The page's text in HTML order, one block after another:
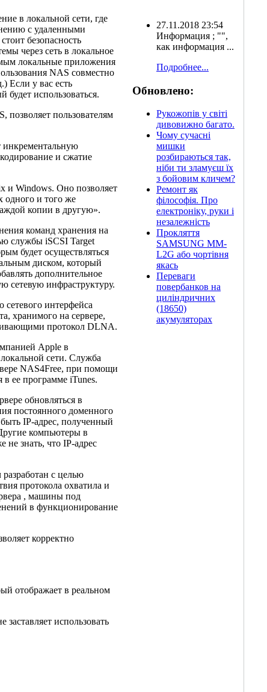
в локальной сети, где
с удаленными
безопасность
через сеть в локальное
локальные приложения
NAS совместно
Если у вас есть
использоваться.
позволяет пользователям
инкрементальную
и сжатие
и Windows. Оно позволяет
одного и того же
копии в другую».
команд хранения на
службы iSCSI Target
будет осуществляться
диском, который
дополнительное
сетевую инфраструктуру.
интерфейса
хранимого на сервере,
протокол DLNA.
Apple в
сети. Служба
NAS4Free, при помощи
ее программе iTunes.
обновляться в
постоянного доменного
IP-адрес, полученный
компьютеры в
знать, что IP-адрес
с целью
протокола охватила и
, машины под
в функционирование
корректно
отображает в реальном
использовать
27.11.2018 23:54
Информация ; "",
как информация ...
Подробнее...
Обновлено:
Рукожопів у світі
дивовижно багато.
Чому сучасні
мишки
розбираються так,
ніби ти зламуєш їх
з бойовим кличем?
Ремонт як
філософія. Про
електроніку, руки і
незалежність
Прокляття
SAMSUNG MM-
L2G або чортівня
якась
Переваги
повербанков на
циліндричних
(18650)
акумуляторах